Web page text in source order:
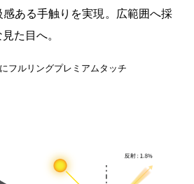
ある手触りを実現。広範囲へ採
た目へ。
フルリングプレミアムタッチ